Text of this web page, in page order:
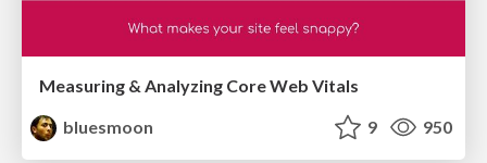
Measuring & Analyzing Core Web Vitals
bluesmoon
9 950